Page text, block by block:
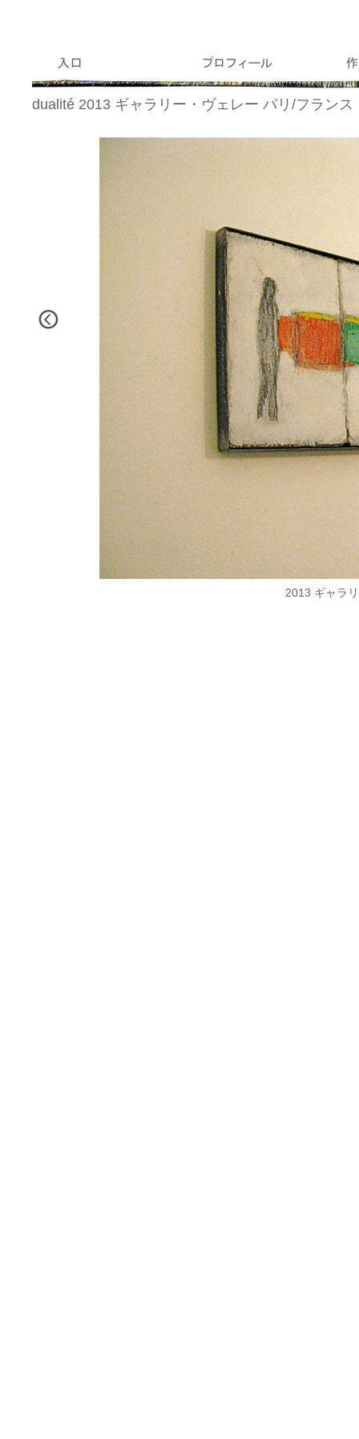
dualité 2013 ギャラリー・ヴェレー パリ/フランス
2013 ギャラ